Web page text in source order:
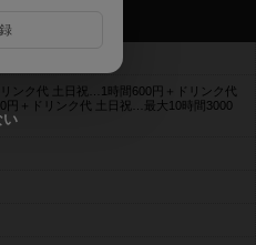
ンク代 土日祝…1時間600円＋ドリンク代
円＋ドリンク代 土日祝…最大10時間3000
い